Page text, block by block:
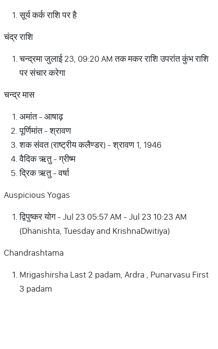
सूर्य कर्क राशि पर है
चंद्र राशि
चन्द्रमा जुलाई 23, 09:20 AM तक मकर राशि उपरांत कुंभ राशि
पर संचार करेगा
चन्द्र मास
अमांत - आषाढ़
पूर्णिमांत - श्रावण
शक संवत (राष्ट्रीय कलैण्डर) - श्रावण 1, 1946
वैदिक ऋतु - ग्रीष्म
द्रिक ऋतु - वर्षा
Auspicious Yogas
द्विपुष्कर योग - Jul 23 05:57 AM - Jul 23 10:23 AM
(Dhanishta, Tuesday and KrishnaDwitiya)
Chandrashtama
Mrigashirsha Last 2 padam, Ardra , Punarvasu First
3 padam